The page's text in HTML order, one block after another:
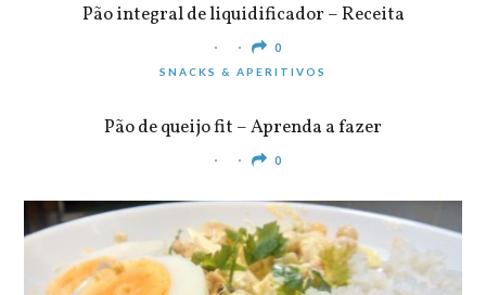
Pão integral de liquidificador – Receita
0
SNACKS & APERITIVOS
Pão de queijo fit – Aprenda a fazer
0